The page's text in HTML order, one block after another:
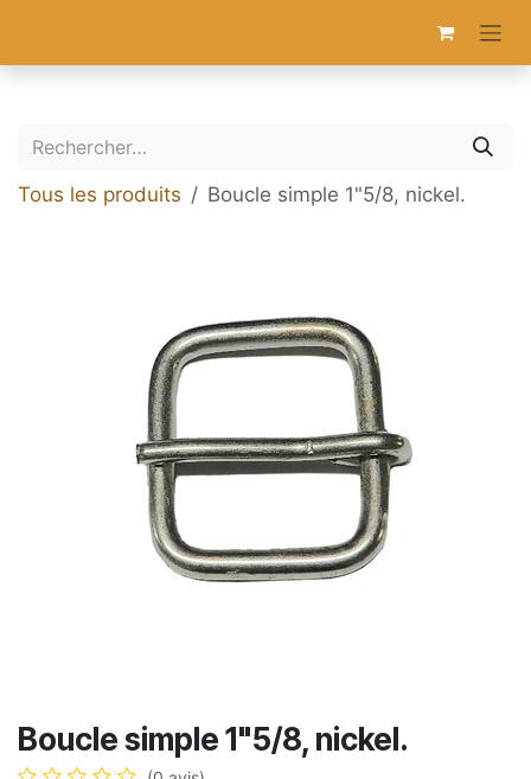
Tous les produits Boucle simple 1"5/8, nickel.
Boucle simple 1"5/8, nickel.